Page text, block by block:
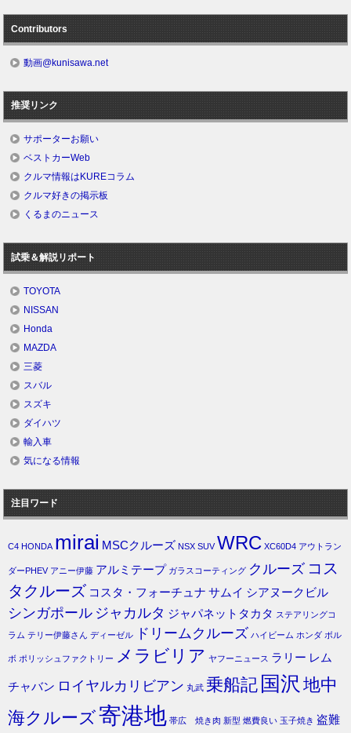
Contributors
動画@kunisawa.net
推奨リンク
サポーターお願い
ベストカーWeb
クルマ情報はKUREコラム
クルマ好きの掲示板
くるまのニュース
試乗＆解説リポート
TOYOTA
NISSAN
Honda
MAZDA
三菱
スバル
スズキ
ダイハツ
輸入車
気になる情報
注目ワード
C4 HONDA mirai MSCクルーズ NSX SUV WRC XC60D4 アウトラン
ダーPHEV アニー伊藤 アルミテープ ガラスコーティング クルーズ コス
タクルーズ コスタ・フォーチュナ サムイ シアヌークビル
シンガポール ジャカルタ ジャパネットタカタ ステアリングコ
ラム テリー伊藤さん ディーゼル ドリームクルーズ ハイビーム ホンダ ボル
ボ ポリッシュファクトリー メラビリア ヤフーニュース ラリー レム
チャバン ロイヤルカリビアン 丸武 乗船記 国沢 地中
海クルーズ寄港地 帯広 焼き肉 新型 燃費良い 玉子焼き 盗難